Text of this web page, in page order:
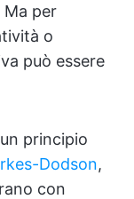
Ma per
o
può essere
principio
Dodson,
con